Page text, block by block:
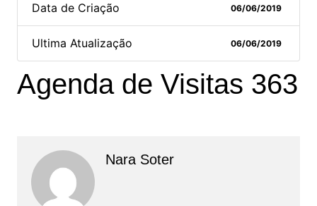
Data de Criação 06/06/2019
Ultima Atualização 06/06/2019
Agenda de Visitas 363
Nara Soter